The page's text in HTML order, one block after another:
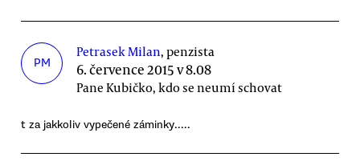
PM
Petrasek Milan, penzista
6. července 2015 v 8.08
Pane Kubičko, kdo se neumí schovat
t za jakkoliv vypečené záminky.....